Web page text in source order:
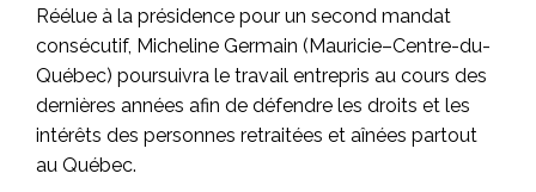
Réélue à la présidence pour un second mandat
consécutif, Micheline Germain (Mauricie–Centre-du-
Québec) poursuivra le travail entrepris au cours des
dernières années afin de défendre les droits et les
intérêts des personnes retraitées et aînées partout
au Québec.